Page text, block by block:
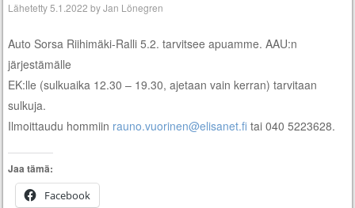
Lähetetty5.1.2022 byJan Lönegren
Auto Sorsa Riihimäki-Ralli 5.2. tarvitsee apuamme. AAU:n
järjestämälle
EK:lle (sulkuaika 12.30 – 19.30, ajetaan vain kerran) tarvitaan
sulkuja.
Ilmoittaudu hommiin rauno.vuorinen@elisanet.fi tai 040 5223628.
Jaa tämä:
Facebook